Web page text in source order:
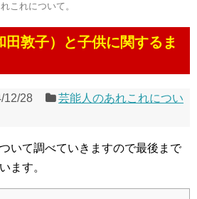
これについて。
田敦子）と子供に関するま
12/28
芸能人のあれこれについ
いて調べていきますので最後まで
ます。